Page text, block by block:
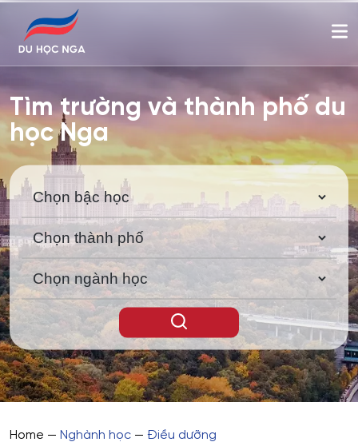
Tìm trường và thành phố du
học Nga
Home — Nghành học — Điều dưỡng